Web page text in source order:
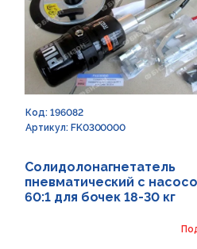
Добавить в избранное
Код: 196082
Артикул: FK0300000
Солидолонагнетатель
пневматический с
60:1 для бочек 18-30 кг